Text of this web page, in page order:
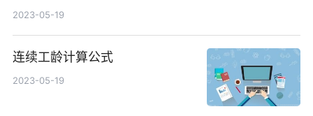
证？
2023-05-19
连续工龄计算公式
2023-05-19